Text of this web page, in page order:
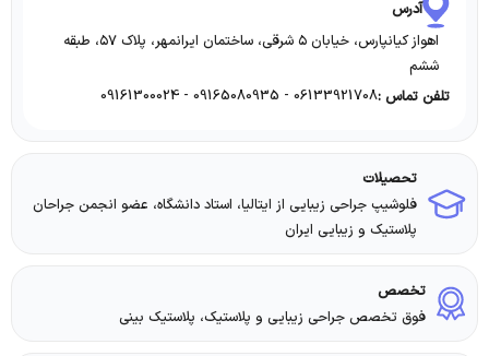
آدرس
اهواز کیانپارس، خیابان ۵ شرقی، ساختمان ایرانمهر، پلاک ۵۷، طبقه
ششم
تلفن تماس :06133921708 - 09165080935 - 09161300024
تحصیلات
فلوشیپ جراحی زیبایی از ایتالیا، استاد دانشگاه، عضو انجمن جراحان
پلاستیک و زیبایی ایران
تخصص
فوق تخصص جراحی زیبایی و پلاستیک، پلاستیک بینی